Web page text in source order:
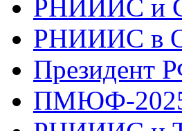
РНИИИС и
РНИИИС в
Президент
ПМЮФ-